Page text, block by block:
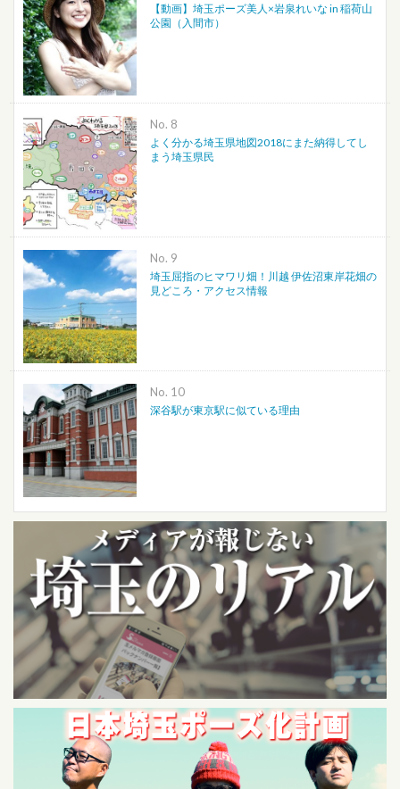
【動画】埼玉ポーズ美人×岩泉れいな in 稲荷山
公園（入間市）
No.
よく分かる埼玉県地図2018にまた納得してし
まう埼玉県民
No.
埼玉屈指のヒマワリ畑！川越 伊佐沼東岸花畑の
見どころ・アクセス情報
No.
深谷駅が東京駅に似ている理由